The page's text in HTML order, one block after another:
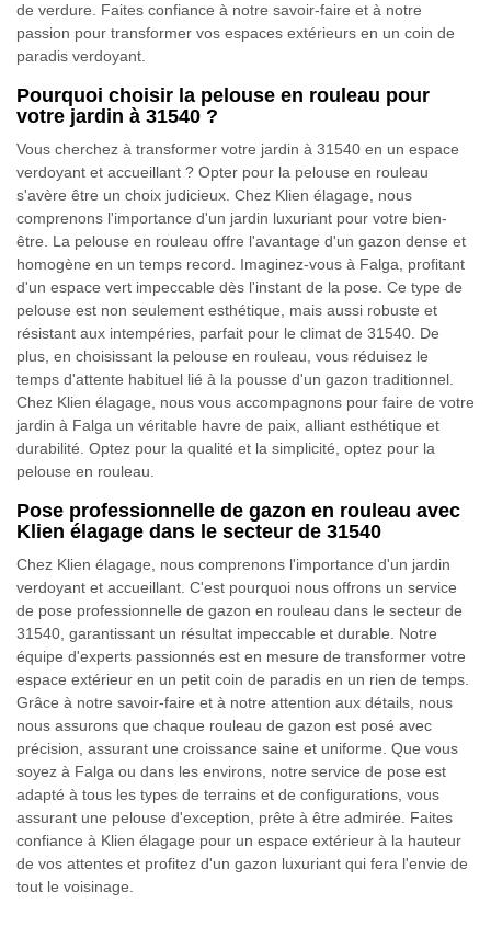
de verdure. Faites confiance à notre savoir-faire et à notre
passion pour transformer vos espaces extérieurs en un coin de
paradis verdoyant.
Pourquoi choisir la pelouse en rouleau pour
votre jardin à 31540 ?
Vous cherchez à transformer votre jardin à 31540 en un espace
verdoyant et accueillant ? Opter pour la pelouse en rouleau
s'avère être un choix judicieux. Chez Klien élagage, nous
comprenons l'importance d'un jardin luxuriant pour votre bien-
être. La pelouse en rouleau offre l'avantage d'un gazon dense et
homogène en un temps record. Imaginez-vous à Falga, profitant
d'un espace vert impeccable dès l'instant de la pose. Ce type de
pelouse est non seulement esthétique, mais aussi robuste et
résistant aux intempéries, parfait pour le climat de 31540. De
plus, en choisissant la pelouse en rouleau, vous réduisez le
temps d'attente habituel lié à la pousse d'un gazon traditionnel.
Chez Klien élagage, nous vous accompagnons pour faire de votre
jardin à Falga un véritable havre de paix, alliant esthétique et
durabilité. Optez pour la qualité et la simplicité, optez pour la
pelouse en rouleau.
Pose professionnelle de gazon en rouleau avec
Klien élagage dans le secteur de 31540
Chez Klien élagage, nous comprenons l'importance d'un jardin
verdoyant et accueillant. C'est pourquoi nous offrons un service
de pose professionnelle de gazon en rouleau dans le secteur de
31540, garantissant un résultat impeccable et durable. Notre
équipe d'experts passionnés est en mesure de transformer votre
espace extérieur en un petit coin de paradis en un rien de temps.
Grâce à notre savoir-faire et à notre attention aux détails, nous
nous assurons que chaque rouleau de gazon est posé avec
précision, assurant une croissance saine et uniforme. Que vous
soyez à Falga ou dans les environs, notre service de pose est
adapté à tous les types de terrains et de configurations, vous
assurant une pelouse d'exception, prête à être admirée. Faites
confiance à Klien élagage pour un espace extérieur à la hauteur
de vos attentes et profitez d'un gazon luxuriant qui fera l'envie de
tout le voisinage.